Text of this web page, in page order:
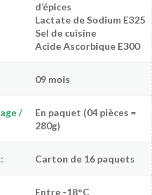
d’épices
Lactate de Sodium E325
Sel de cuisine
Acide Ascorbique E300
09 mois
/
En paquet (04 pièces =
280g)
Carton de 16 paquets
Entre -18°C